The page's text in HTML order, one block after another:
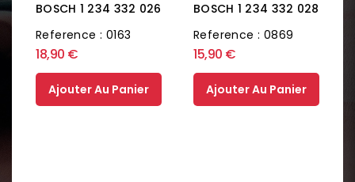
BOSCH 1 234 332 026
Reference : 0163
18,90 €
Ajouter Au Panier
BOSCH 1 234 332 028
Reference : 0869
15,90 €
Ajouter Au Panier